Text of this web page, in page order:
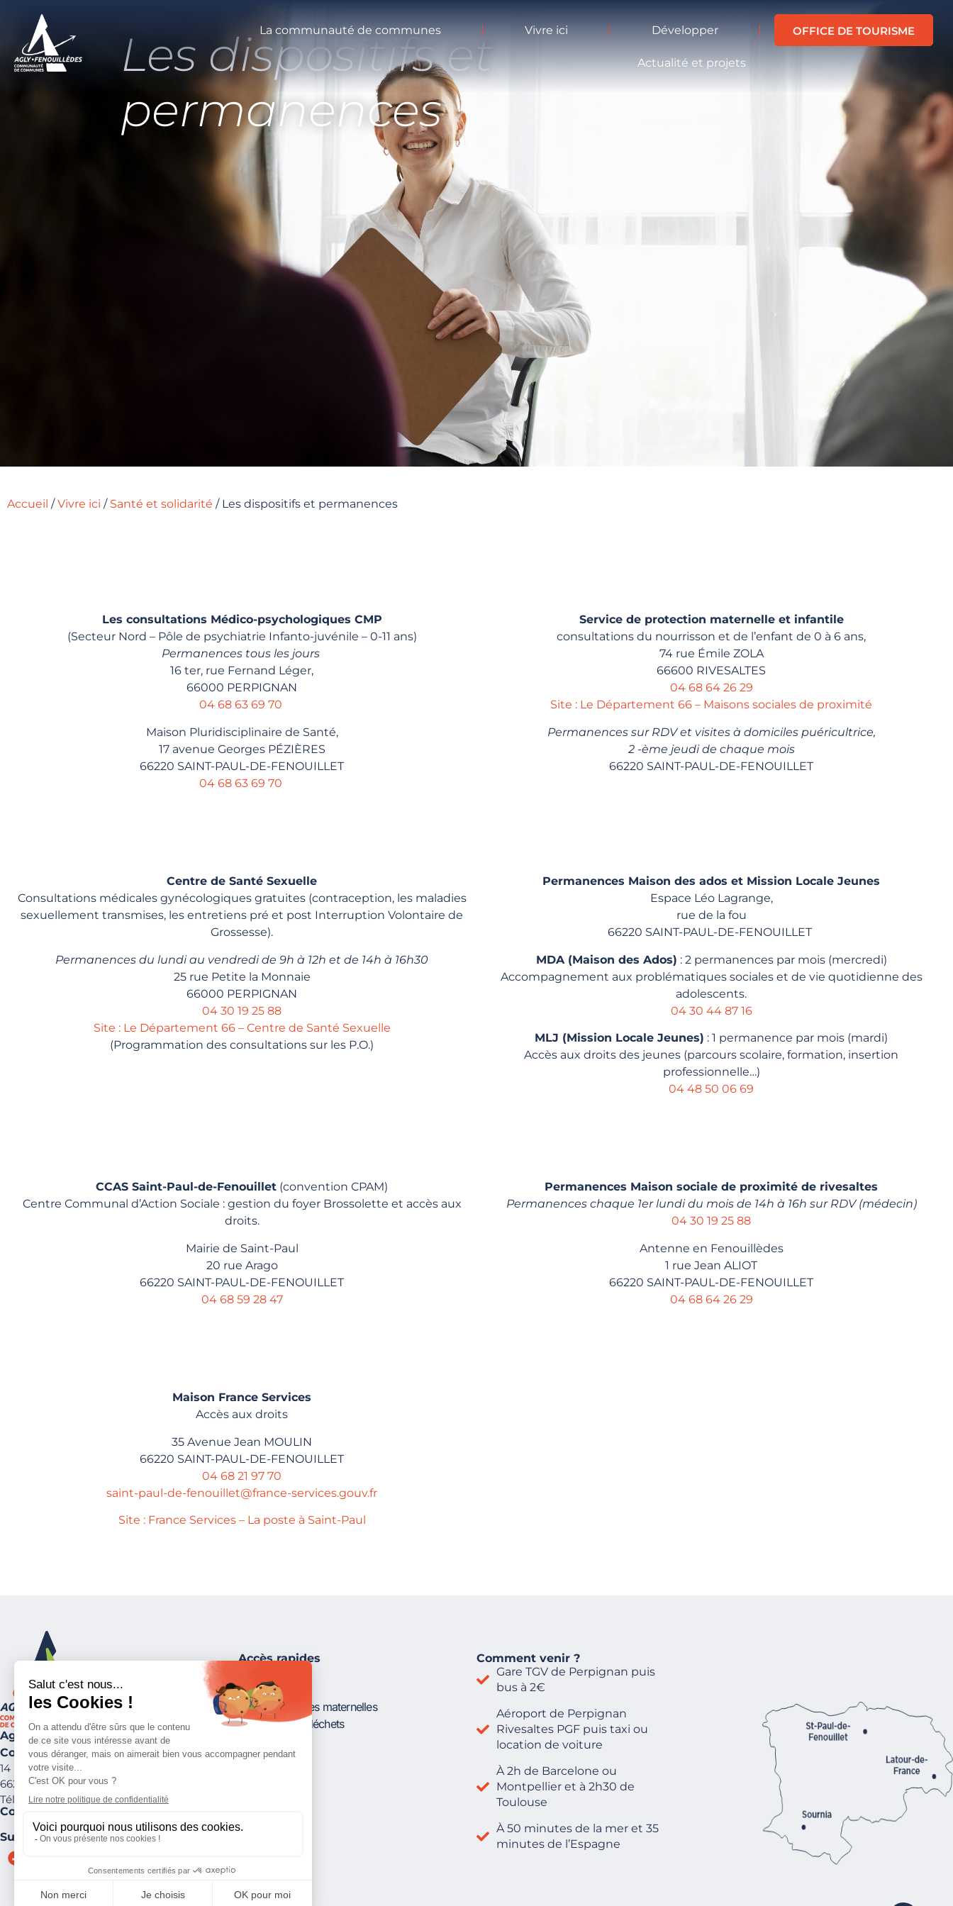
La communauté de communes Vivre ici Développer
Actualité et projets
OFFICE DE TOURISME
Les dispositifs et
permanences
Accueil /Vivre ici / Santé et solidarité / Les dispositifs et permanences
Les consultations Médico-psychologiques CMP
(Secteur Nord – Pôle de psychiatrie Infanto-juvénile – 0-11 ans)
Permanences tous les jours
16 ter, rue Fernand Léger,
66000 PERPIGNAN
04 68 63 69 70
Maison Pluridisciplinaire de Santé,
17 avenue Georges PÉZIÈRES
66220 SAINT-PAUL-DE-FENOUILLET
04 68 63 69 70
Service de protection maternelle et infantile
consultations du nourrisson et de l’enfant de 0 à 6 ans,
74 rue Émile ZOLA
66600 RIVESALTES
04 68 64 26 29
Site : Le Département 66 – Maisons sociales de proximité
Permanences sur RDV et visites à domiciles puéricultrice,
2 -ème jeudi de chaque mois
66220 SAINT-PAUL-DE-FENOUILLET
Centre de Santé Sexuelle
Consultations médicales gynécologiques gratuites (contraception, les maladies
sexuellement transmises, les entretiens pré et post Interruption Volontaire de
Grossesse).
Permanences du lundi au vendredi de 9h à 12h et de 14h à 16h30
25 rue Petite la Monnaie
66000 PERPIGNAN
04 30 19 25 88
Site : Le Département 66 – Centre de Santé Sexuelle
(Programmation des consultations sur les P.O.)
Permanences Maison des ados et Mission Locale Jeunes
Espace Léo Lagrange,
rue de la fou
66220 SAINT-PAUL-DE-FENOUILLET
MDA (Maison des Ados) : 2 permanences par mois (mercredi)
Accompagnement aux problématiques sociales et de vie quotidienne des
adolescents.
04 30 44 87 16
MLJ (Mission Locale Jeunes) : 1 permanence par mois (mardi)
Accès aux droits des jeunes (parcours scolaire, formation, insertion
professionnelle…)
04 48 50 06 69
CCAS Saint-Paul-de-Fenouillet (convention CPAM)
Centre Communal d’Action Sociale : gestion du foyer Brossolette et accès aux
droits.
Mairie de Saint-Paul
20 rue Arago
66220 SAINT-PAUL-DE-FENOUILLET
04 68 59 28 47
Permanences Maison sociale de proximité de rivesaltes
Permanences chaque 1er lundi du mois de 14h à 16h sur RDV (médecin)
04 30 19 25 88
Antenne en Fenouillèdes
1 rue Jean ALIOT
66220 SAINT-PAUL-DE-FENOUILLET
04 68 64 26 29
Maison France Services
Accès aux droits
35 Avenue Jean MOULIN
66220 SAINT-PAUL-DE-FENOUILLET
04 68 21 97 70
saint-paul-de-fenouillet@france-services.gouv.fr
Site : France Services – La poste à Saint-Paul
Agly Fenouillèdes
Communauté de Communes
14 rue de Lesquerde
66220 St-Paul-de-Fenouillet
Tél. :
04 68 59 20 13
Contactez-nous !
Suivez-nous
Accès rapides
Suivez-nous !
Carte assistantes maternelles
Collectes des déchets
Comment venir ?
Gare TGV de Perpignan puis
bus à 2€
Aéroport de Perpignan
Rivesaltes PGF puis taxi ou
location de voiture
À 2h de Barcelone ou
Montpellier et à 2h30 de
Toulouse
À 50 minutes de la mer et 35
minutes de l’Espagne